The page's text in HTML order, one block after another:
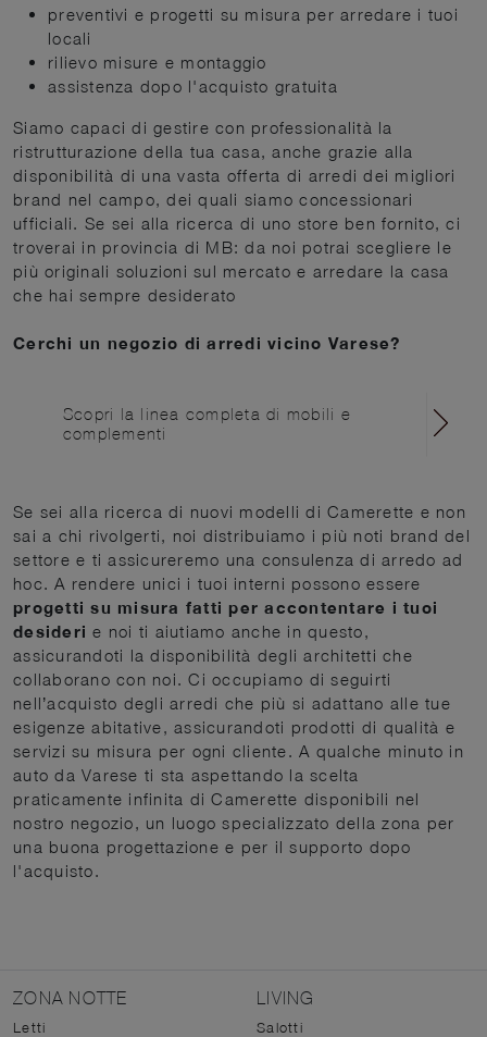
preventivi e progetti su misura per arredare i tuoi
locali
rilievo misure e montaggio
assistenza dopo l'acquisto gratuita
Siamo capaci di gestire con professionalità la
ristrutturazione della tua casa, anche grazie alla
disponibilità di una vasta offerta di arredi dei migliori
brand nel campo, dei quali siamo concessionari
ufficiali. Se sei alla ricerca di uno store ben fornito, ci
troverai in provincia di MB: da noi potrai scegliere le
più originali soluzioni sul mercato e arredare la casa
che hai sempre desiderato
Cerchi un negozio di arredi vicino Varese?
Scopri la linea completa di mobili e
complementi
Se sei alla ricerca di nuovi modelli di Camerette e non
sai a chi rivolgerti, noi distribuiamo i più noti brand del
settore e ti assicureremo una consulenza di arredo ad
hoc. A rendere unici i tuoi interni possono essere
progetti su misura fatti per accontentare i tuoi
desideri e noi ti aiutiamo anche in questo,
assicurandoti la disponibilità degli architetti che
collaborano con noi. Ci occupiamo di seguirti
nell’acquisto degli arredi che più si adattano alle tue
esigenze abitative, assicurandoti prodotti di qualità e
servizi su misura per ogni cliente. A qualche minuto in
auto da Varese ti sta aspettando la scelta
praticamente infinita di Camerette disponibili nel
nostro negozio, un luogo specializzato della zona per
una buona progettazione e per il supporto dopo
l'acquisto.
ZONA NOTTE
Letti
LIVING
Salotti